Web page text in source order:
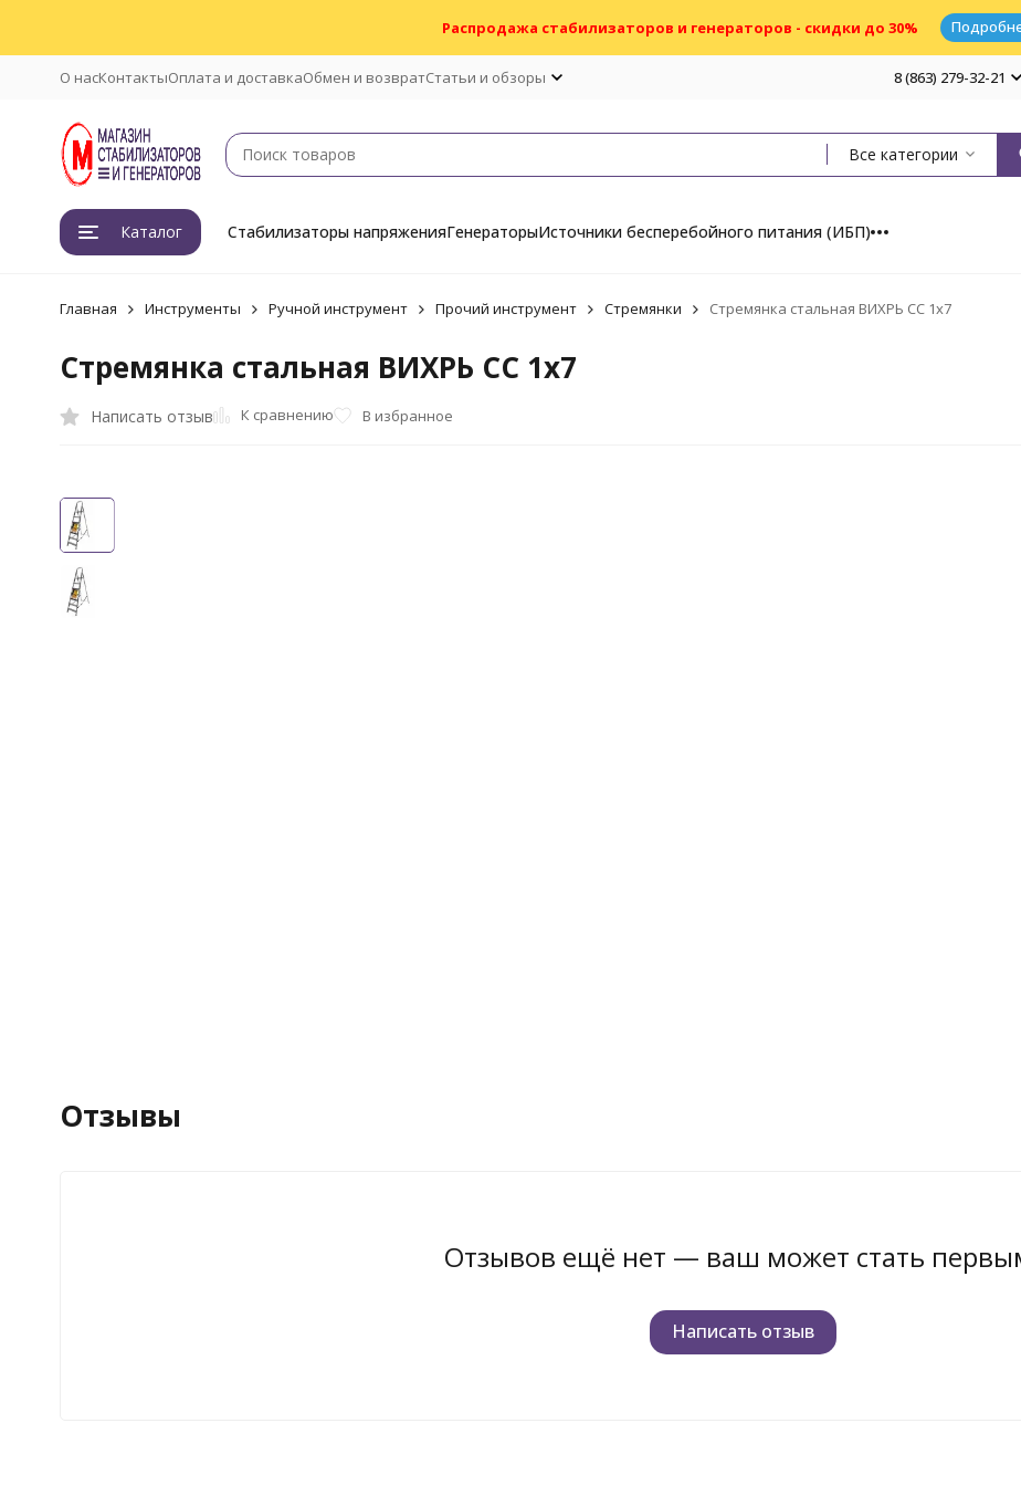
Распродажа стабилизаторов и генераторов - скидки до 30%
О насКонтактыОплата и доставкаОбмен и возвратСтатьи и обзоры 8 (863) 279-32-21
Все категории
Каталог Стабилизаторы напряженияГенераторыИсточники бесперебойного питания (ИБП)
Главная Инструменты Ручной инструмент Прочий инструмент Стремянки Стремянка стальная ВИХРЬ СС 1х7
Стремянка стальная ВИХРЬ СС 1х7
Написать отзыв К сравнению В избранное
Отзывы
Отзывов ещё нет — ваш может стать
Написать отзыв